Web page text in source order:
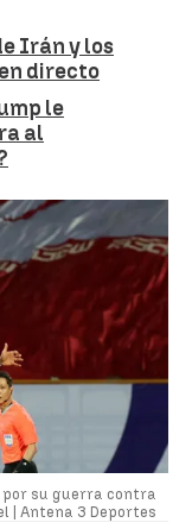
Irán y los
directo
le
al
su guerra contra
| Antena 3 Deportes